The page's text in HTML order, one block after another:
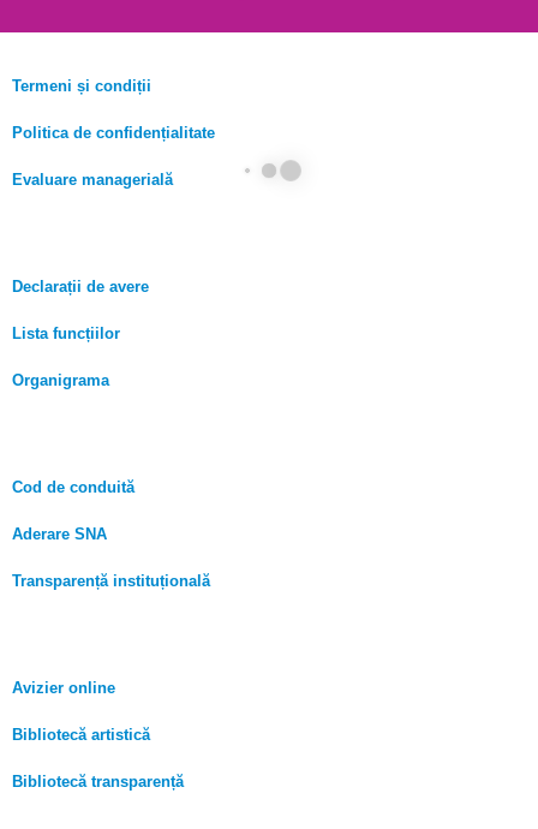
Termeni și condiții
Politica de confidențialitate
Evaluare managerială
Declarații de avere
Lista funcțiilor
Organigrama
Cod de conduită
Aderare SNA
Transparență instituțională
Avizier online
Bibliotecă artistică
Bibliotecă transparență